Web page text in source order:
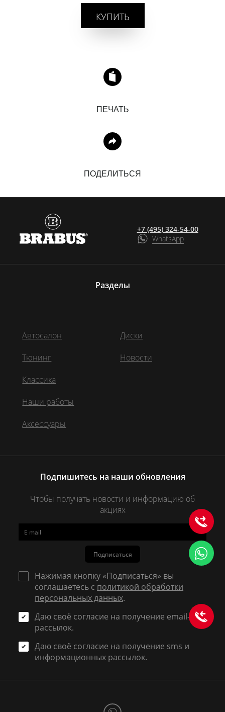
КУПИТЬ
ПЕЧАТЬ
ПОДЕЛИТЬСЯ
+7 (495) 324-54-00
WhatsApp
Разделы
Автосалон
Тюнинг
Классика
Наши работы
Аксессуары
Диски
Новости
Подпишитесь на наши обновления
Чтобы получать новости и информацию об
акциях
Подписаться
Нажимая кнопку «Подписаться» вы
соглашаетесь с политикой обработки
персональных данных.
Даю своё согласие на получение email-
рассылок.
Даю своё согласие на получение sms и
информационных рассылок.